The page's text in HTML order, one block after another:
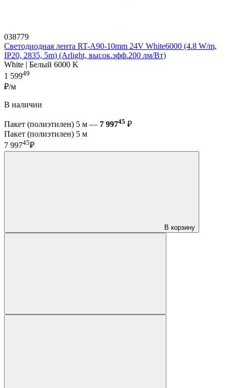
038779
Светодиодная лента RT-A90-10mm 24V White6000 (4.8 W/m,
IP20, 2835, 5m) (Arlight, высок.эфф.200 лм/Вт)
White | Белый 6000 K
1 59949
₽/м
В наличии
Пакет (полиэтилен) 5 м — 7 99745 ₽
Пакет (полиэтилен) 5 м
7 99745₽
В корзину